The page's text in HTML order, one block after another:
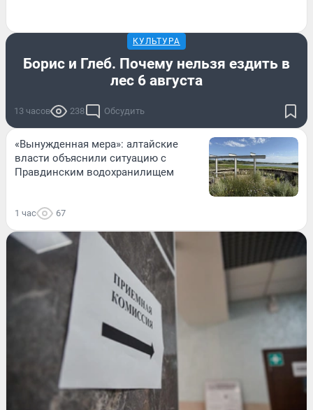
КУЛЬТУРА
Борис и Глеб. Почему нельзя ездить в
лес 6 августа
13 часов 238 Обсудить
«Вынужденная мера»: алтайские
власти объяснили ситуацию с
Правдинским водохранилищем
1 час 67